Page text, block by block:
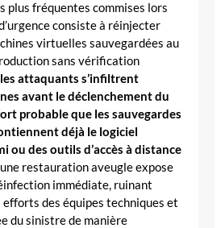
plus fréquentes commises lors
consiste à réinjecter
virtuelles sauvegardées au
sans vérification
attaquants s’infiltrent
avant le déclenchement du
probable que les sauvegardes
déjà le logiciel
ou des outils d’accès à distance
restauration aveugle expose
immédiate, ruinant
des équipes techniques et
du sinistre de manière